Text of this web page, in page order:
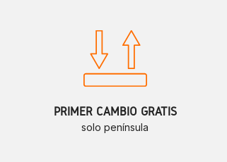
PRIMER CAMBIO GRATIS
solo península